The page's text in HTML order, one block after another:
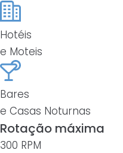
Hotéis
e Moteis
Bares
e Casas Noturnas
Rotação máxima
300 RPM